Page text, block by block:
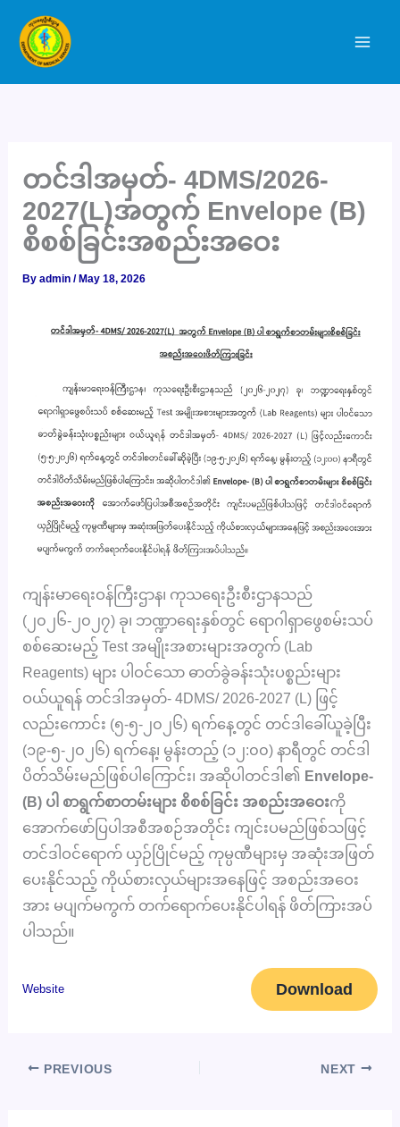
content
တင်ဒါအမှတ်- 4DMS/2026-
2027(L)အတွက် Envelope (B)
စိစစ်ခြင်းအစည်းအဝေး
Byadmin/ May 18, 2026
ကျန်းမာရေးဝန်ကြီးဌာန၊ ကုသရေးဦးစီးဌာနသည်
(၂၀၂၆-၂၀၂၇) ခု၊ ဘဏ္ဍာရေးနှစ်တွင် ရောဂါရှာဖွေစမ်းသပ်
စစ်ဆေးမည့် Test အမျိုးအစားများအတွက် (Lab
Reagents) များ ပါဝင်သော ဓာတ်ခွဲခန်းသုံးပစ္စည်းများ
ဝယ်ယူရန် တင်ဒါအမှတ်- 4DMS/ 2026-2027 (L) ဖြင့်
လည်းကောင်း (၅-၅-၂၀၂၆) ရက်နေ့တွင် တင်ဒါခေါ်ယူခဲ့ပြီး
(၁၉-၅-၂၀၂၆) ရက်နေ့၊ မွန်းတည့် (၁၂:၀၀) နာရီတွင် တင်ဒါ
ပိတ်သိမ်းမည်ဖြစ်ပါကြောင်း၊ အဆိုပါတင်ဒါ၏ Envelope-
(B) ပါ စာရွက်စာတမ်းများ စိစစ်ခြင်း အစည်းအဝေးကို
အောက်ဖော်ပြပါအစီအစဉ်အတိုင်း ကျင်းပမည်ဖြစ်သဖြင့်
တင်ဒါဝင်ရောက် ယှဉ်ပြိုင်မည့် ကုမ္ပဏီများမှ အဆုံးအဖြတ်
ပေးနိုင်သည့် ကိုယ်စားလှယ်များအနေဖြင့် အစည်းအဝေး
အား မပျက်မကွက် တက်ရောက်ပေးနိုင်ပါရန် ဖိတ်ကြားအပ်
ပါသည်။
Website Download
PREVIOUS NEXT